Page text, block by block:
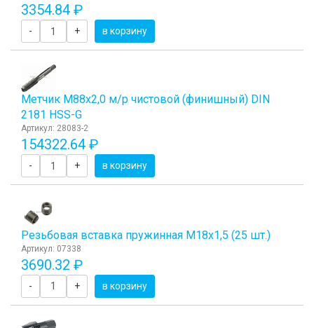
3354.84 ₽
- + в корзину
Метчик М88x2,0 м/р чистовой (финишный) DIN
2181 HSS-G
Артикул: 28083-2
154322.64 ₽
- + в корзину
Резьбовая вставка пружинная M18x1,5 (25 шт.)
Артикул: 07338
3690.32 ₽
- + в корзину